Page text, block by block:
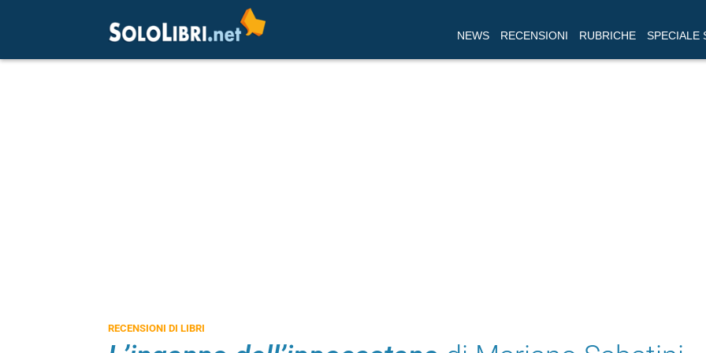
NEWS RECENSIONI RUBRICHE SPECIALE
RECENSIONI DI LIBRI